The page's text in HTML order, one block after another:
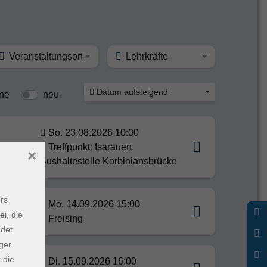
Veranstaltungsort Lehrkräfte
neu Datum aufsteigend
So. 23.08.2026 10:00
Treffpunkt: Isarauen,
Bushaltestelle Korbiniansbrücke
Mo. 14.09.2026 15:00
Freising
Di. 15.09.2026 16:00
die
die
×